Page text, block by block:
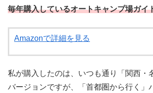
毎年購入しているオートキャンプ場ガイ
Amazonで詳細を見る
私が購入したのは、いつも通り「関西・
バージョンですが、「首都圏から行く」